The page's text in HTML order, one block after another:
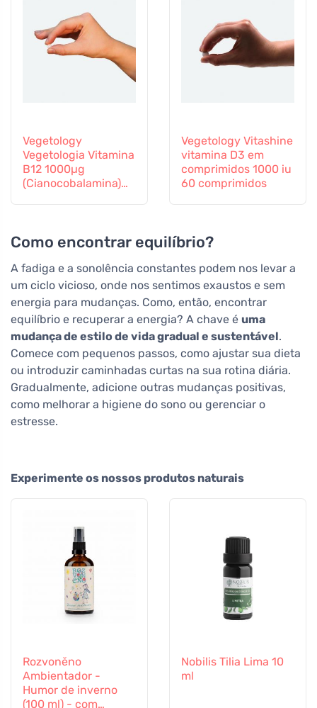
Vegetology
Vegetologia Vitamina
B12 1000µg
(Cianocobalamina)
Vegetology Vitashine
vitamina D3 em
comprimidos 1000 iu
60 comprimidos
Como encontrar equilíbrio?
A fadiga e a sonolência constantes podem nos levar a
um ciclo vicioso, onde nos sentimos exaustos e sem
energia para mudanças. Como, então, encontrar
equilíbrio e recuperar a energia? A chave é uma
mudança de estilo de vida gradual e sustentável.
Comece com pequenos passos, como ajustar sua dieta
ou introduzir caminhadas curtas na sua rotina diária.
Gradualmente, adicione outras mudanças positivas,
como melhorar a higiene do sono ou gerenciar o
estresse.
Experimente os nossos produtos naturais
Rozvoněno
Ambientador -
Humor de inverno
(100 ml) - com
Nobilis Tilia Lima 10
ml